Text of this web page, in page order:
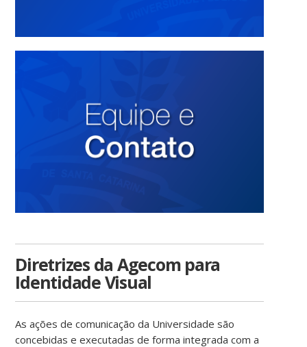
Diretrizes da Agecom para
Identidade Visual
As ações de comunicação da Universidade são
concebidas e executadas de forma integrada com a